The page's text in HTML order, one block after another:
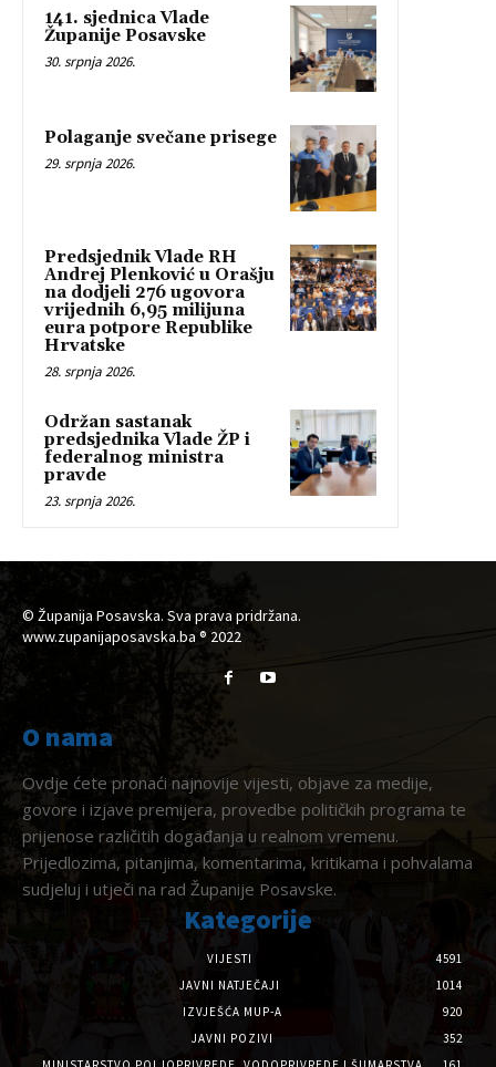
141. sjednica Vlade
Županije Posavske
30. srpnja 2026.
Polaganje svečane prisege
29. srpnja 2026.
Predsjednik Vlade RH
Andrej Plenković u Orašju
na dodjeli 276 ugovora
vrijednih 6,95 milijuna
eura potpore Republike
Hrvatske
28. srpnja 2026.
Održan sastanak
predsjednika Vlade ŽP i
federalnog ministra
pravde
23. srpnja 2026.
© Županija Posavska. Sva prava pridržana.
www.zupanijaposavska.ba ® 2022
O nama
Ovdje ćete pronaći najnovije vijesti, objave za medije,
govore i izjave premijera, provedbe političkih programa te
prijenose različitih događanja u realnom vremenu.
Prijedlozima, pitanjima, komentarima, kritikama i pohvalama
sudjeluj i utječi na rad Županije Posavske.
Kategorije
VIJESTI
4591
JAVNI NATJEČAJI
1014
IZVJEŠĆA MUP-A
920
JAVNI POZIVI
352